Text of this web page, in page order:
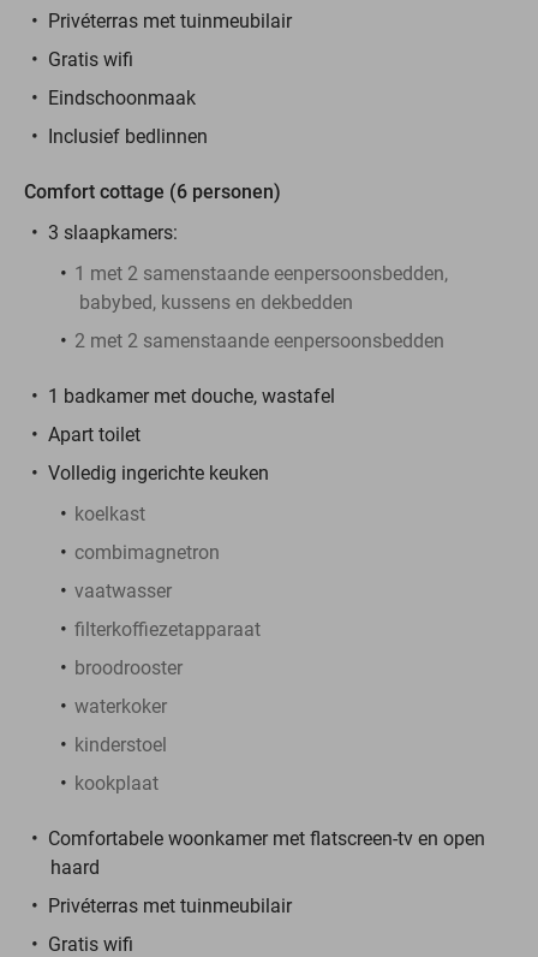
Privéterras met tuinmeubilair
Gratis wifi
Eindschoonmaak
Inclusief bedlinnen
Comfort cottage (6 personen)
3 slaapkamers:
1 met 2 samenstaande eenpersoonsbedden,
babybed, kussens en dekbedden
2 met 2 samenstaande eenpersoonsbedden
1 badkamer met douche, wastafel
Apart toilet
Volledig ingerichte keuken
koelkast
combimagnetron
vaatwasser
filterkoffiezetapparaat
broodrooster
waterkoker
kinderstoel
kookplaat
Comfortabele woonkamer met flatscreen-tv en open
haard
Privéterras met tuinmeubilair
Gratis wifi